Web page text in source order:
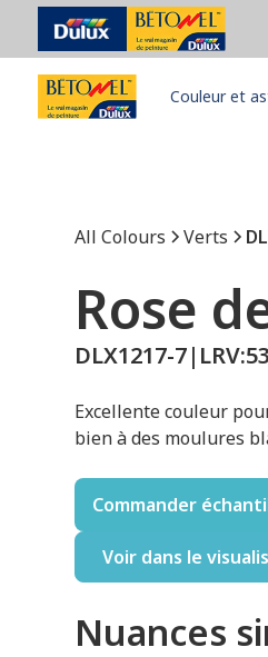
Couleur et
All Colours Verts
Rose
DLX1217-7| LRV:53
Excellente couleur
bien à des moulures
Commander
Voir dans le
Nuances